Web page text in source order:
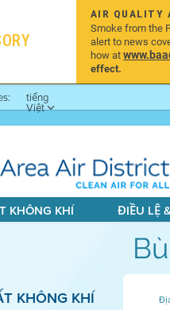
AIR QUALITY
Smoke from the
alert to news
how at
effect.
tiếng
Việt
KHÔNG KHÍ ĐIỀU LỆ
KHÔNG KHÍ